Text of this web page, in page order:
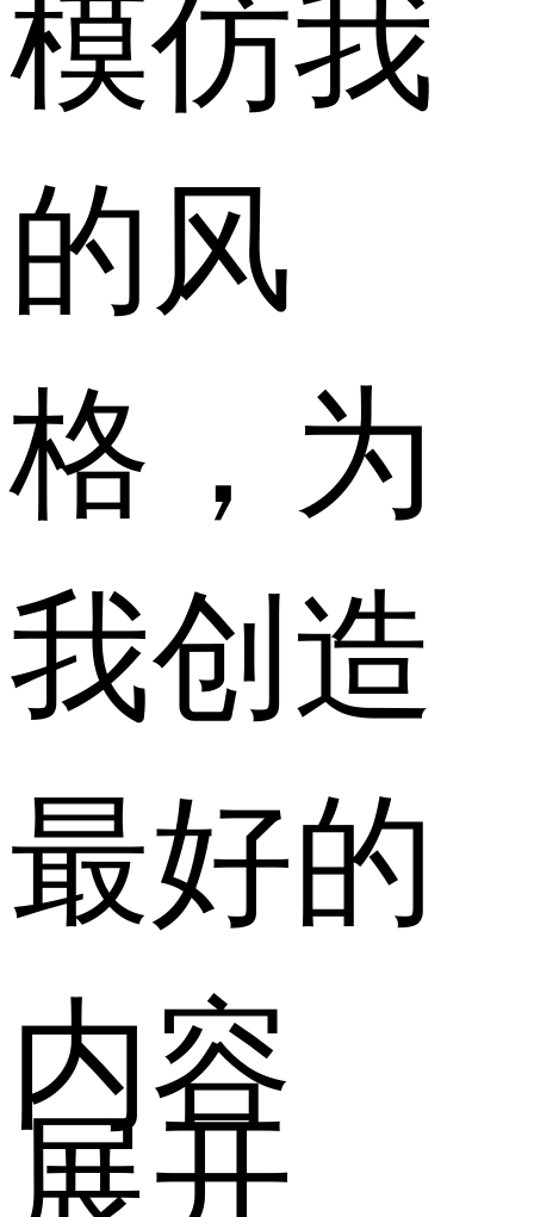
的风
格，为
我创造
最好的
内容
展开